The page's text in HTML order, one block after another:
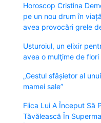
Horoscop Cristina
pe un nou drum în
avea provocări grele
Usturoiul, un elixir
avea o mulţime de flori
„Gestul sfâșietor al
mamei sale”
Fiica Lui A Început Să
Tăvălească În